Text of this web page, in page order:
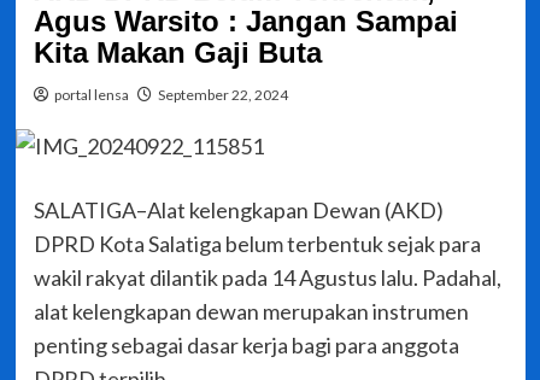
Agus Warsito : Jangan Sampai
Kita Makan Gaji Buta
portal lensa September 22, 2024
SALATIGA–Alat kelengkapan Dewan (AKD)
DPRD Kota Salatiga belum terbentuk sejak para
wakil rakyat dilantik pada 14 Agustus lalu. Padahal,
alat kelengkapan dewan merupakan instrumen
penting sebagai dasar kerja bagi para anggota